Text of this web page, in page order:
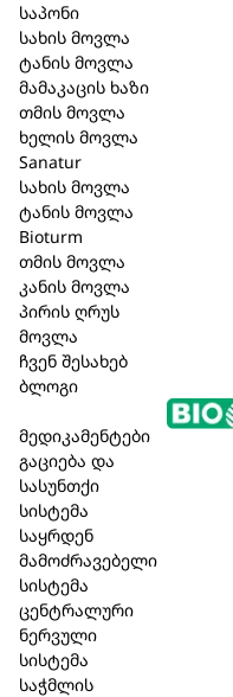
საპონი
სახის მოვლა
ტანის მოვლა
მამაკაცის ხაზი
თმის მოვლა
ხელის მოვლა
Sanatur
სახის მოვლა
ტანის მოვლა
Bioturm
თმის მოვლა
კანის მოვლა
პირის ღრუს
მოვლა
ჩვენ შესახებ
ბლოგი
მედიკამენტები
გაციება და
სასუნთქი
სისტემა
საყრდენ
მამოძრავებელი
სისტემა
ცენტრალური
ნერვული
სისტემა
საჭმლის
გამოშვების ფორმა:
პარენტერალური
შემადგენლობა:
Momordica balsamina
peltatum D6,
Carbo vegetabilis D10,
Mandragora e radice
D12, Veratrum album
წყალი, ნატრიუმის
იზოტონური (0,9%)
ჩვენება:პანკრეასის
ეპიგასტრიკული
ანტიჰომოტოქსიური
პანკრეასის
40,00 ₾
აღწერა
მიღების
სტანდარტული